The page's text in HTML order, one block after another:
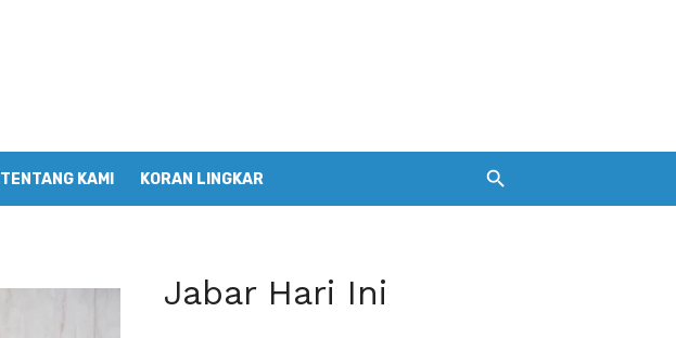
TENTANG KAMI KORAN LINGKAR
Jabar Hari Ini